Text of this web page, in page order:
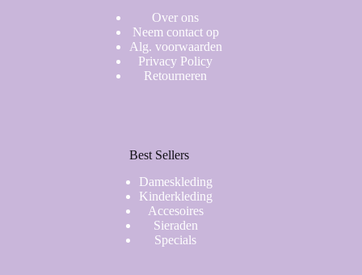
Over ons
Neem contact op
Alg. voorwaarden
Privacy Policy
Retourneren
Best Sellers
Dameskleding
Kinderkleding
Accesoires
Sieraden
Specials